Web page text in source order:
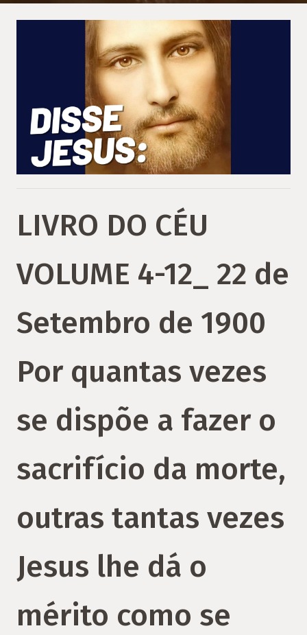
LIVRO DO CÉU
VOLUME 4-12_ 22 de
Setembro de 1900
Por quantas vezes
se dispõe a fazer o
sacrifício da morte,
outras tantas vezes
Jesus lhe dá o
mérito como se